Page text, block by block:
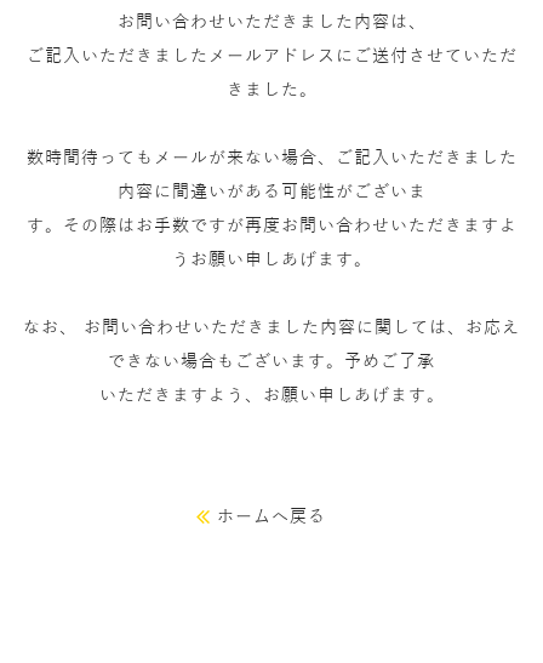
お問い合わせいただきました内容は、
ご記入いただきましたメールアドレスにご送付させていただ
きました。
数時間待ってもメールが来ない場合、ご記入いただきました
内容に間違いがある可能性がございま
す。その際はお手数ですが再度お問い合わせいただきますよ
うお願い申しあげます。
なお、 お問い合わせいただきました内容に関しては、お応え
できない場合もございます。予めご了承
いただきますよう、お願い申しあげます。
ホームへ戻る